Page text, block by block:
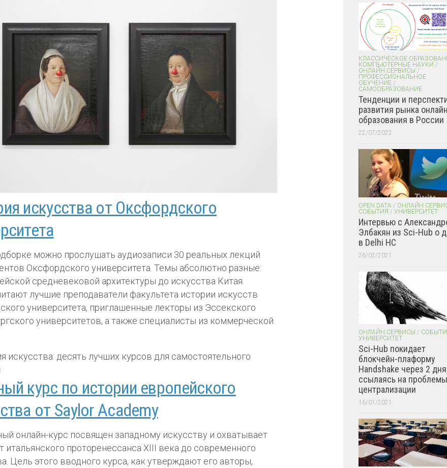
искусства от Оксфордского
можно прослушать аудиозаписи 30 реальных лекций
Оксфордского университета. Темы абсолютно разные:
средневековой архитектуры до искусства Китая.
лучшие преподаватели факультета истории искусств
университета, приглашенные лекторы из Эссекского
университетов, а также специалисты из коммерческой
курс по истории европейского
от Saylor Academy
онлайн-курс посвящен западному искусству и охватывает
итальянского проторенессанса XIII века до современного
Цель этого вводного курса, как утверждают его авторы,
КЛАССИЧЕСКОЕ
КОМПЬЮТЕРНЫЕ НАУКИ /
ОНЛАЙН СЕРВИСЫ /
ПРОФЕССИОНАЛЬНОЕ
ОБУЧЕНИЕ /
САМООБРАЗОВАНИЕ
Тенденции и
развития рынка
образования в России
22/07/2022
OPEN DATA / ОНЛАЙН
СОБЫТИЯ / УНИВЕРСИТЕТ
Интервью с
Элбакян из Sci-Hub о
в Delhi HC
26/02/2021
ОНЛАЙН СЕРВИСЫ /
УНИВЕРСИТЕТ
Sci-Hub покидает
блокчейн-плаформу
Handshake через 2
ссылаясь на проблемы
централизации
16/01/2021